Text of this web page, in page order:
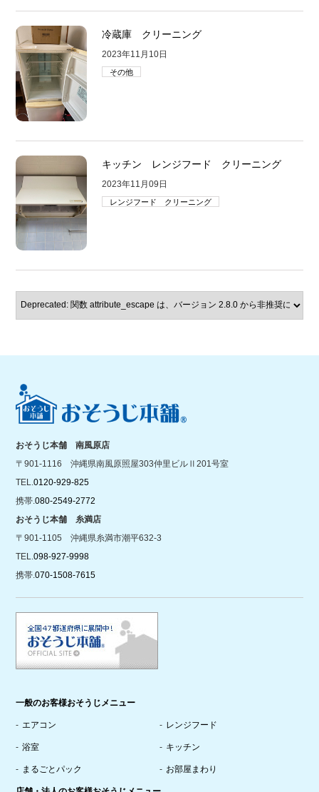
冷蔵庫 クリーニング
2023年11月10日
その他
キッチン レンジフード クリーニング
2023年11月09日
レンジフード クリーニング
おそうじ本舗 南風原店
〒901-1116 沖縄県南風原照屋303仲里ビルⅡ201号室
TEL.0120-929-825
携帯.080-2549-2772
おそうじ本舗 糸満店
〒901-1105 沖縄県糸満市潮平632-3
TEL.098-927-9998
携帯.070-1508-7615
一般のお客様おそうじメニュー
エアコン レンジフード
浴室 キッチン
まるごとパック お部屋まわり